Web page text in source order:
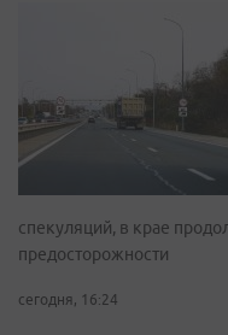
спекуляций, в крае
предосторожности
сегодня, 16:24